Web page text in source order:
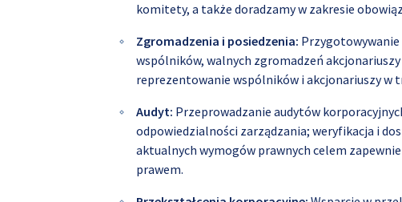
komitety, a także doradzamy w zakresie
Zgromadzenia i posiedzenia: Przygotowywanie
wspólników, walnych zgromadzeń
reprezentowanie wspólników i akcjonariuszy w
Audyt: Przeprowadzanie audytów
odpowiedzialności zarządzania; weryfikacja i
aktualnych wymogów prawnych celem
prawem.